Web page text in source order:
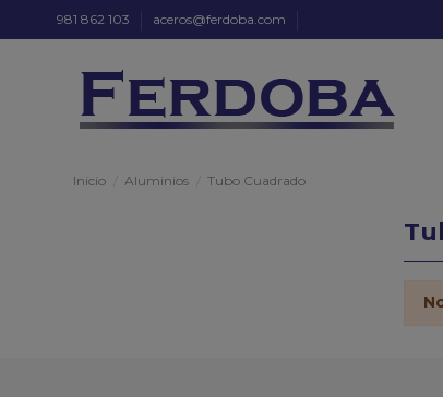
981 862 103 aceros@ferdoba.com
Inicio Aluminios Tubo Cuadrado